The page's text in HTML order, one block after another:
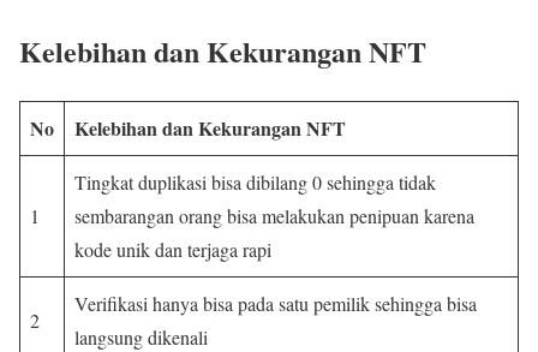
Kelebihan dan Kekurangan NFT
No Kelebihan dan Kekurangan NFT
1
Tingkat duplikasi bisa dibilang 0 sehingga tidak
sembarangan orang bisa melakukan penipuan karena
kode unik dan terjaga rapi
2
Verifikasi hanya bisa pada satu pemilik sehingga bisa
langsung dikenali